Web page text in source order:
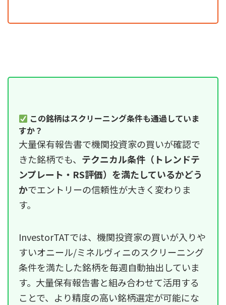
この銘柄はスクリーニング条件も通過していま
すか？
大量保有報告書で機関投資家の買いが確認で
きた銘柄でも、 テクニカル条件（トレンドテ
ンプレート・RS評価）を満たしているかどう
かでエントリーの信頼性が大きく変わりま
す。
InvestorTATでは、機関投資家の買いが入りや
すいオニール/ミネルヴィニのスクリーニング
条件を満たした銘柄を毎週自動抽出していま
す。大量保有報告書と組み合わせて活用する
ことで、より精度の高い銘柄選定が可能にな